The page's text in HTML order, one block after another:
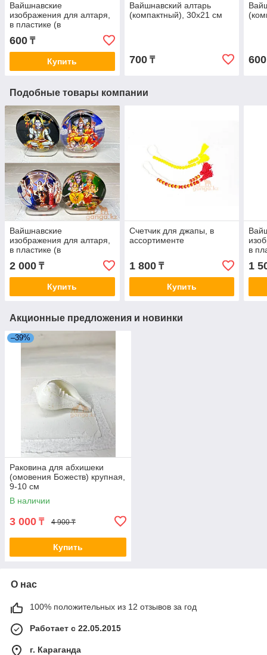
Вайшнавские
изображения для алтаря,
в пластике (в
ассортименте)
600 ₸
Купить
Вайшнавский алтарь
(компактный), 30х21 см
700₸ 600
Подобные товары компании
Вайшнавские
изображения для алтаря,
в пластике (в
2 000 ₸
Купить
Счетчик для джапы, в
ассортименте
1 800₸
Купить
в
1
Акционные предложения и новинки
–39%
Раковина для абхишеки
(омовения Божеств) крупная,
9-10 см
В наличии
3 000 ₸ 4 900 ₸
Купить
О нас
100% положительных из 12 отзывов за год
Работает с 22.05.2015
г. Караганда